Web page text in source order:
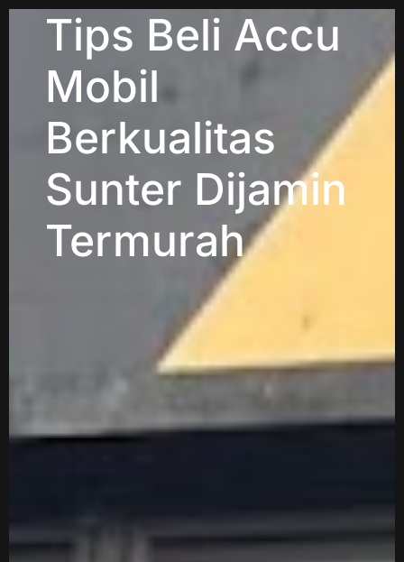
Tips Beli Accu
Mobil
Berkualitas
Sunter Dijamin
Termurah